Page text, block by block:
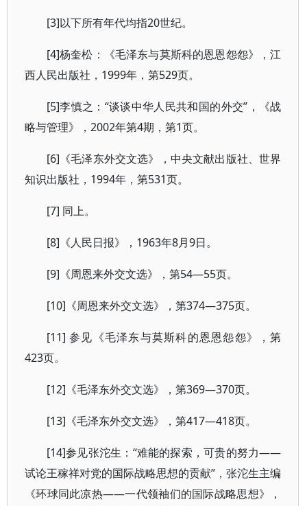
[3]以下所有年代均指20世纪。
[4]杨奎松：《毛泽东与莫斯科的恩恩怨怨》，江
西人民出版社，1999年，第529页。
[5]李慎之：“谈谈中华人民共和国的外交”，《战
略与管理》，2002年第4期，第1页。
[6]《毛泽东外交文选》，中央文献出版社、世界
知识出版社，1994年，第531页。
[7] 同上。
[8]《人民日报》，1963年8月9日。
[9]《周恩来外交文选》，第54—55页。
[10]《周恩来外交文选》，第374—375页。
[11] 参见《毛泽东与莫斯科的恩恩怨怨》，第
423页。
[12]《毛泽东外交文选》，第369—370页。
[13]《毛泽东外交文选》，第417—418页。
[14]参见张沱生：“难能的探索，可贵的努力——
试论王稼祥对党的国际战略思想的贡献”，张沱生主编
《环球同此凉热——一代领袖们的国际战略思想》，